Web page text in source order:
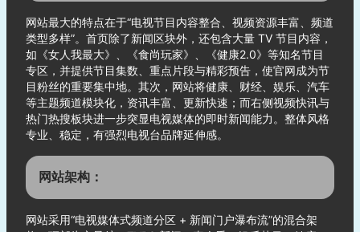
网站最大的特点在于“电视节目内容整合、视频资源丰富、频道
类型多样”。首页除了新闻区块外，还包含大量 TV 节目内容，
如《女人我最大》、《食尚玩家》、《健康2.0》等知名节目
专区，并提供节目集数、重点片段与精彩预告，使官网成为节
目粉丝的重要集中地。其次，网站将健康、财经、娱乐、汽车
等主题频道模块化，资讯丰富、更新快速；而右侧视频快讯与
热门热搜板块进一步突显电视媒体的即时新闻能力。整体风格
专业、稳定，有强烈电视台品牌延伸感。
网站架构：
网站采用“电视媒体式频道分区 + 新闻门户瀑布流”的混合架